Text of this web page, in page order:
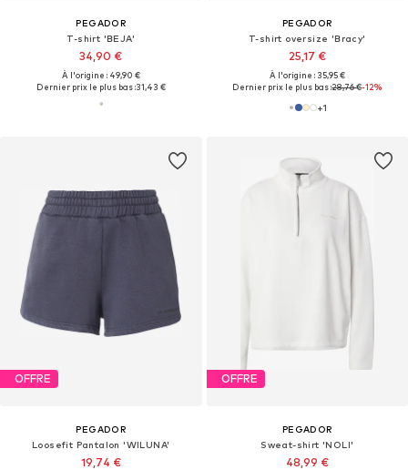
PEGADOR
T-shirt 'BEJA'
34,90 €
À l'origine : 49,90 €
Dernier prix le plus bas :31,43 €
PEGADOR
T-shirt oversize 'Bracy'
25,17 €
À l'origine : 35,95 €
Dernier prix le plus bas :28,76 €-12%
+1
OFFRE
PEGADOR
Loosefit Pantalon 'WILUNA'
19,74 €
OFFRE
PEGADOR
Sweat-shirt 'NOLI'
48,99 €